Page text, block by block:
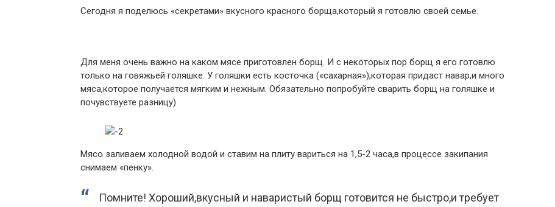
Сегодня я поделюсь «секретами» вкусного красного борща,который я готовлю своей семье.
Для меня очень важно на каком мясе приготовлен борщ. И с некоторых пор борщ я его готовлю
только на говяжьей голяшке. У голяшки есть косточка («сахарная»),которая придаст навар,и много
мяса,которое получается мягким и нежным. Обязательно попробуйте сварить борщ на голяшке и
почувствуете разницу)
Мясо заливаем холодной водой и ставим на плиту вариться на 1,5-2 часа,в процессе закипания
снимаем «пенку».
Помните! Хороший,вкусный и наваристый борщ готовится не быстро,и требует